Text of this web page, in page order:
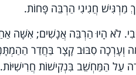
מַרְגִּישׁ חֲגִיגִי הַרְבֵּה פָּחוֹת.
לֹא הָיוּ הַרְבֵּה אֲנָשִׁים; אִשָּׁה
וְעָרְכָה סִבּוּב קָצָר בַּחֲדַר
עַל הַמַּחְשֵׁב בִּנְקִישׁוֹת חֲרִישִׁיּוֹת.